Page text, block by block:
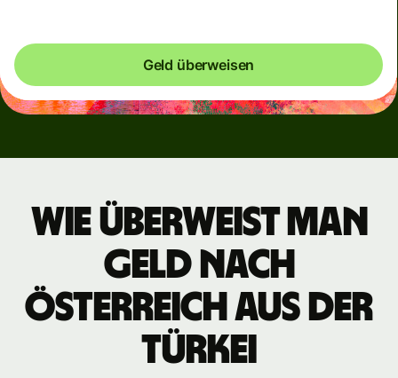
Geld überweisen
Wie überweist man
Geld nach
Österreich aus der
Türkei